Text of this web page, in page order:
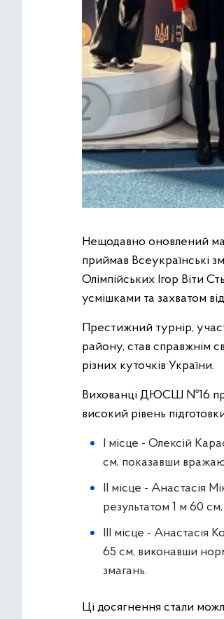
Нещодавно оновлений
приймав Всеукраїнські
Олімпійських Ігор Віти
усмішками та захватом від
Престижний турнір,
району, став справжнім
різних куточків України.
Вихованці ДЮСШ №16
високий рівень
I місце - Олексій
см, показавши
II місце - Анастасія
результатом 1 м 60
III місце - Анастасія
65 см, виконавши
змагань.
Ці досягнення стали